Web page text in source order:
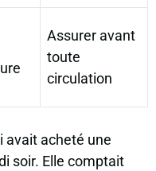
Assurer avant
toute
circulation
avait acheté une
soir. Elle comptait